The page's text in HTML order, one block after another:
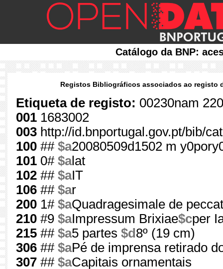
Catálogo da BNP:
Registos Bibliográficos associados ao registo
Etiqueta de registo: 00230nam
001 1683002
003 http://id.bnportugal.gov.pt/bib/
100 ## $a20080509d1502 m
101 0# $alat
102 ## $aIT
106 ## $ar
200 1# $aQuadragesimale de
210 #9 $aImpressum Brixiae$cper
215 ## $a5 partes $d 8º (19 cm)
306 ## $aPé de imprensa retirado
307 ## $aCapitais ornamentais